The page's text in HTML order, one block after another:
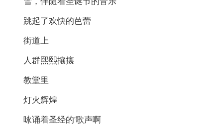
跳起了欢快的芭蕾
街道上
人群熙熙攘攘
教堂里
灯火辉煌
咏诵着圣经的'歌声啊